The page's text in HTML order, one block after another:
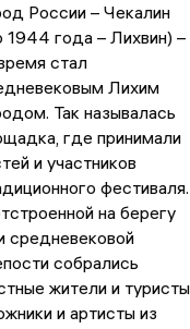
России – Чекалин
1944 года – Лихвин) –
стал
Лихим
Так называлась
где принимали
и участников
фестиваля.
на берегу
средневековой
собрались
жители и
и артисты из